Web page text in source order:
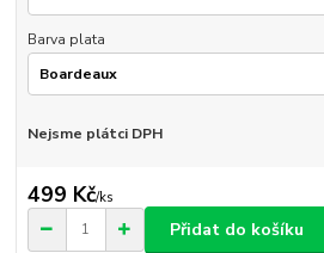
Barva plata
Nejsme plátci DPH
499 Kč/ks
Přidat do košíku